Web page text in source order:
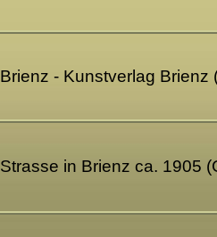
Brienz - Kunstverlag Brienz
Strasse in Brienz ca. 1905